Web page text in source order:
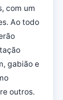
com um
Ao todo
gabião e
outros.